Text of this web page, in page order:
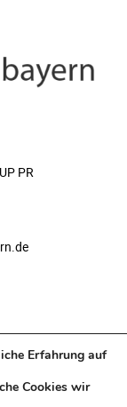
PR
Erfahrung auf
Cookies wir